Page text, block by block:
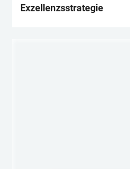
Exzellenzsstrategie